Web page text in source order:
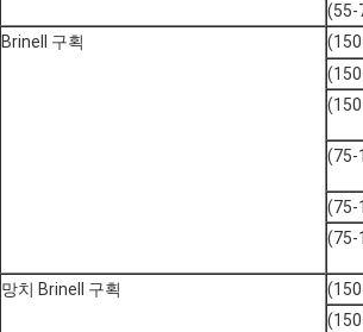
(55-
Brinell 구획
(75-
(75-
(75-
망치 Brinell 구획